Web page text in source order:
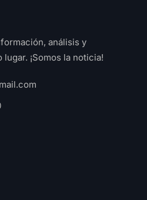
análisis y
¡Somos la noticia!